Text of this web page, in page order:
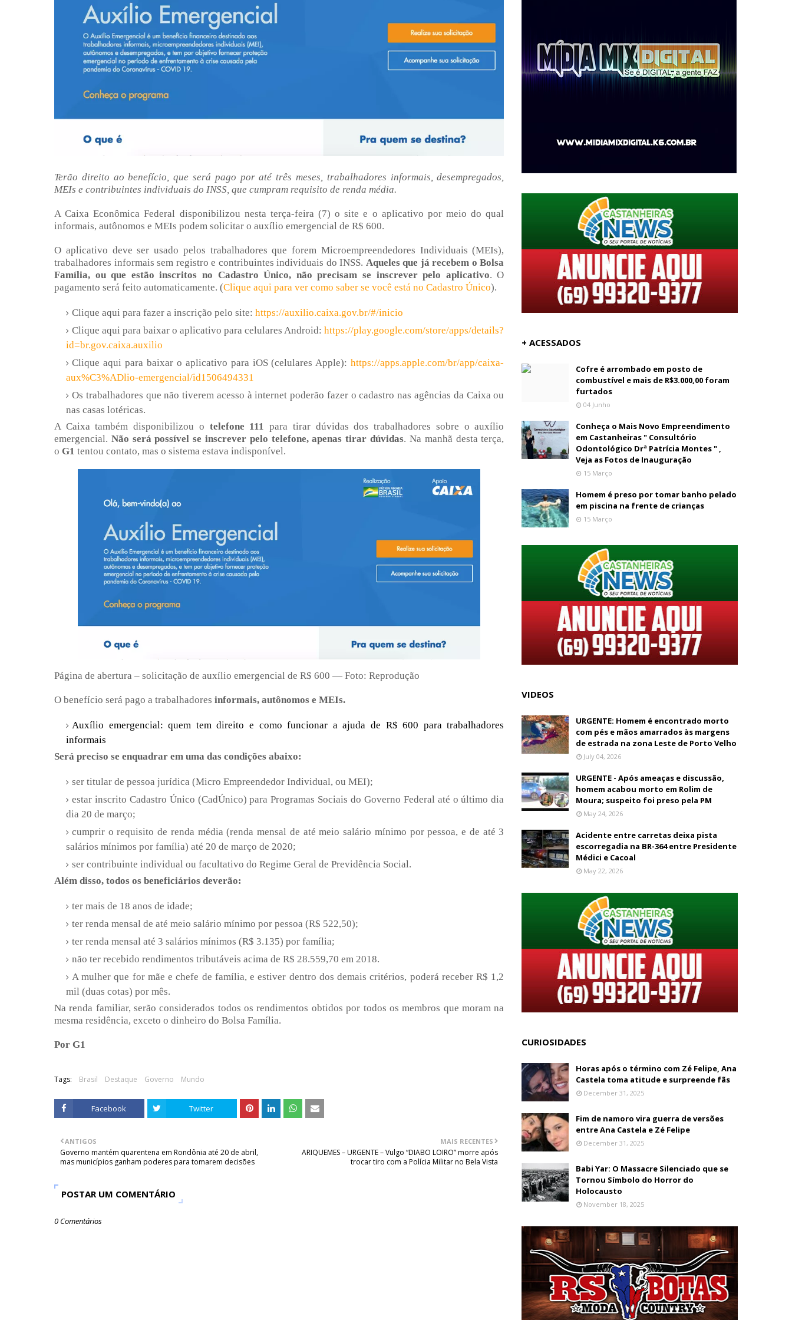
Terão direito ao benefício, que será pago por até três meses, trabalhadores informais, desempregados,
MEIs e contribuintes individuais do INSS, que cumpram requisito de renda média.
A Caixa Econômica Federal disponibilizou nesta terça-feira (7) o site e o aplicativo por meio do qual
informais, autônomos e MEIs podem solicitar o auxílio emergencial de R$ 600.
O aplicativo deve ser usado pelos trabalhadores que forem Microempreendedores Individuais (MEIs),
trabalhadores informais sem registro e contribuintes individuais do INSS. Aqueles que já recebem o Bolsa
Família, ou que estão inscritos no Cadastro Único, não precisam se inscrever pelo aplicativo. O
pagamento será feito automaticamente. (Clique aqui para ver como saber se você está no Cadastro Único).
Clique aqui para fazer a inscrição pelo site: https://auxilio.caixa.gov.br/#/inicio
Clique aqui para baixar o aplicativo para celulares Android:https://play.google.com/store/apps/details?
id=br.gov.caixa.auxilio
Clique aqui para baixar o aplicativo para iOS (celulares Apple):https://apps.apple.com/br/app/caixa-
aux%C3%ADlio-emergencial/id1506494331
Os trabalhadores que não tiverem acesso à internet poderão fazer o cadastro nas agências da Caixa ou
nas casas lotéricas.
A Caixa também disponibilizou o telefone 111 para tirar dúvidas dos trabalhadores sobre o auxílio
emergencial. Não será possível se inscrever pelo telefone, apenas tirar dúvidas. Na manhã desta terça,
o G1 tentou contato, mas o sistema estava indisponível.
Página de abertura – solicitação de auxílio emergencial de R$ 600 — Foto: Reprodução
O benefício será pago a trabalhadores informais, autônomos e MEIs.
Auxílio emergencial: quem tem direito e como funcionar a ajuda de R$ 600 para trabalhadores
informais
Será preciso se enquadrar em uma das condições abaixo:
ser titular de pessoa jurídica (Micro Empreendedor Individual, ou MEI);
estar inscrito Cadastro Único (CadÚnico) para Programas Sociais do Governo Federal até o último dia
dia 20 de março;
cumprir o requisito de renda média (renda mensal de até meio salário mínimo por pessoa, e de até 3
salários mínimos por família) até 20 de março de 2020;
ser contribuinte individual ou facultativo do Regime Geral de Previdência Social.
Além disso, todos os beneficiários deverão:
ter mais de 18 anos de idade;
ter renda mensal de até meio salário mínimo por pessoa (R$ 522,50);
ter renda mensal até 3 salários mínimos (R$ 3.135) por família;
não ter recebido rendimentos tributáveis acima de R$ 28.559,70 em 2018.
A mulher que for mãe e chefe de família, e estiver dentro dos demais critérios, poderá receber R$ 1,2
mil (duas cotas) por mês.
Na renda familiar, serão considerados todos os rendimentos obtidos por todos os membros que moram na
mesma residência, exceto o dinheiro do Bolsa Família.
Por G1
Tags: Brasil Destaque Governo Mundo
Facebook Twitter
MAIS RECENTES
ARIQUEMES – URGENTE – Vulgo “DIABO LOIRO” morre após
trocar tiro com a Polícia Militar no Bela Vista
ANTIGOS
Governo mantém quarentena em Rondônia até 20 de abril,
mas municípios ganham poderes para tomarem decisões
POSTAR UM COMENTÁRIO
0 Comentários
+ ACESSADOS
Cofre é arrombado em posto de
combustível e mais de R$3.000,00 foram
furtados
04 Junho
Conheça o Mais Novo Empreendimento
em Castanheiras " Consultório
Odontológico Drª Patrícia Montes " ,
Veja as Fotos de Inauguração
15 Março
Homem é preso por tomar banho pelado
em piscina na frente de crianças
15 Março
VIDEOS
URGENTE: Homem é encontrado morto
com pés e mãos amarrados às margens
de estrada na zona Leste de Porto Velho
July 04, 2026
URGENTE - Após ameaças e discussão,
homem acabou morto em Rolim de
Moura; suspeito foi preso pela PM
May 24, 2026
Acidente entre carretas deixa pista
escorregadia na BR-364 entre Presidente
Médici e Cacoal
May 22, 2026
CURIOSIDADES
Horas após o término com Zé Felipe, Ana
Castela toma atitude e surpreende fãs
December 31, 2025
Fim de namoro vira guerra de versões
entre Ana Castela e Zé Felipe
December 31, 2025
Babi Yar: O Massacre Silenciado que se
Tornou Símbolo do Horror do
Holocausto
November 18, 2025